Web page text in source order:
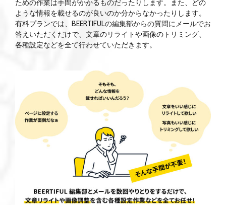
ための作業は手間がかかるものだったりします。また、どの
ような情報を載せるのが良いのか分からなかったりします。
有料プランでは、BEERTIFULの編集部からの質問にメールでお
答えいただくだけで、文章のリライトや画像のトリミング、
各種設定などを全て行わせていただきます。